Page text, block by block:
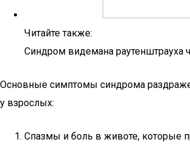
Читайте также:
Синдром видемана раутенштрауха
Основные симптомы синдрома
у взрослых:
Спазмы и боль в животе, которые